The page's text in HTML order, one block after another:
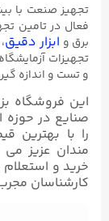
تجهیز صنعت با
فعال در تامین
برق و ابزار دقیق
تجهیزات
و تست و اندازه
این فروشگاه
را با بهترین
مندان عزیز می
خرید و استعلام
کارشناسان